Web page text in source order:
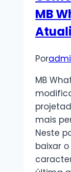
MB
Por
MB
mais
Neste
baixar